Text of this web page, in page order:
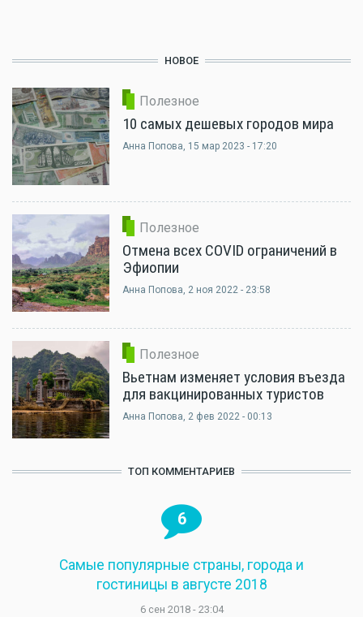
НОВОЕ
Полезное
10 самых дешевых городов мира
Анна Попова, 15 мар 2023 - 17:20
Полезное
Отмена всех COVID ограничений в
Эфиопии
Анна Попова, 2 ноя 2022 - 23:58
Полезное
Вьетнам изменяет условия въезда
для вакцинированных туристов
Анна Попова, 2 фев 2022 - 00:13
ТОП КОММЕНТАРИЕВ
6
Самые популярные страны, города и
гостиницы в августе 2018
6 сен 2018 - 23:04